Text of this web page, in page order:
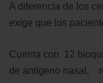
A diferencia de los
exige que los
Cuenta con 12
de antígeno nasal,